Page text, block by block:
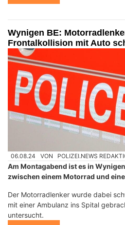
Wynigen BE:
Frontalkollision mit Auto
06.08.24 VON POLIZEI.NEWS
Am Montagabend ist es in
zwischen einem Motorrad und
Der Motorradlenker wurde dabei
mit einer Ambulanz ins Spital
untersucht.